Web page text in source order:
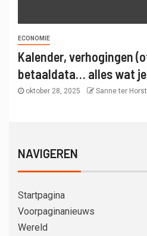
ECONOMIE
Kalender, verhogingen
betaaldata… alles wat
oktober 28, 2025 Sanne ter Horst
NAVIGEREN
Startpagina
Voorpaginanieuws
Wereld